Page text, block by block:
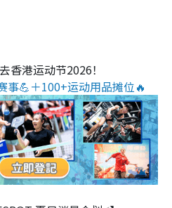
香港运动节2026！
事💪＋100+运动用品摊位🔥